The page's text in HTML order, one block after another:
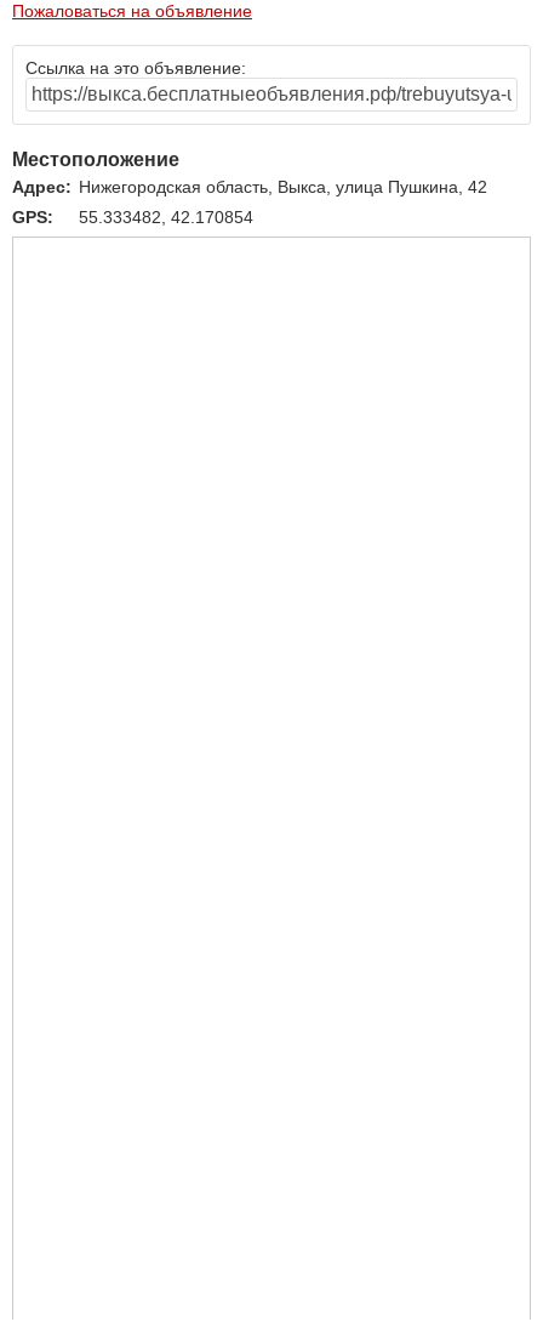
Пожаловаться на объявление
Ссылка на это объявление:
Местоположение
Адрес: Нижегородская область, Выкса, улица Пушкина, 42
GPS:
55.333482, 42.170854